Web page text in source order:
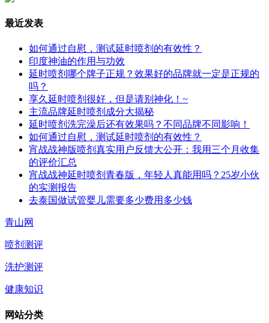
最近发表
如何通过自慰，测试延时喷剂的有效性？
印度神油的作用与功效
延时喷剂哪个牌子正规？效果好的品牌就一定是正规的
吗？
享久延时喷剂很好，但是请别神化！~
主流品牌延时喷剂成分大揭秘
延时喷剂洗完澡后还有效果吗？不同品牌不同影响！
如何通过自慰，测试延时喷剂的有效性？
宵战战神版喷剂真实用户反馈大公开：我用三个月收集
的评价汇总
宵战战神延时喷剂青春版，年轻人真能用吗？25岁小伙
的实测报告
去泰国做试管婴儿需要多少费用多少钱
青山网
喷剂测评
洗护测评
健康知识
网站分类